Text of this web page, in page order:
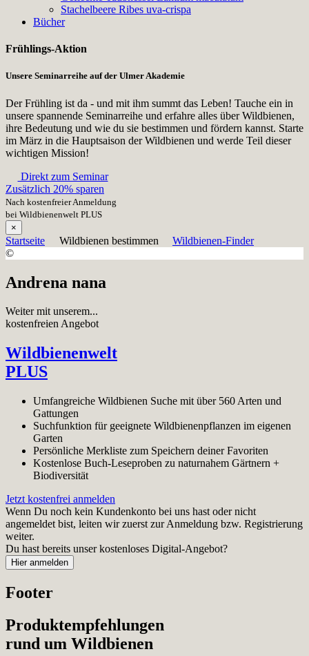
Stachelbeere Ribes uva-crispa
Bücher
Frühlings-Aktion
Unsere Seminarreihe auf der Ulmer Akademie
Der Frühling ist da - und mit ihm summt das Leben! Tauche ein in
unsere spannende Seminarreihe und erfahre alles über Wildbienen,
ihre Bedeutung und wie du sie bestimmen und fördern kannst. Starte
im März in die Hauptsaison der Wildbienen und werde Teil dieser
wichtigen Mission!
Direkt zum Seminar
Zusätzlich 20% sparen
Nach kostenfreier Anmeldung
bei Wildbienenwelt PLUS
×
Startseite Wildbienen bestimmen
Wildbienen-Finder
©
Andrena nana
Weiter mit unserem...
kostenfreien Angebot
Wildbienenwelt
PLUS
Umfangreiche Wildbienen Suche mit über 560 Arten und
Gattungen
Suchfunktion für geeignete Wildbienenpflanzen im eigenen
Garten
Persönliche Merkliste zum Speichern deiner Favoriten
Kostenlose Buch-Leseproben zu naturnahem Gärtnern +
Biodiversität
Jetzt kostenfrei anmelden
Wenn Du noch kein Kundenkonto bei uns hast oder nicht
angemeldet bist, leiten wir zuerst zur Anmeldung bzw. Registrierung
weiter.
Du hast bereits unser kostenloses Digital-Angebot?
Footer
Produktempfehlungen
rund um Wildbienen